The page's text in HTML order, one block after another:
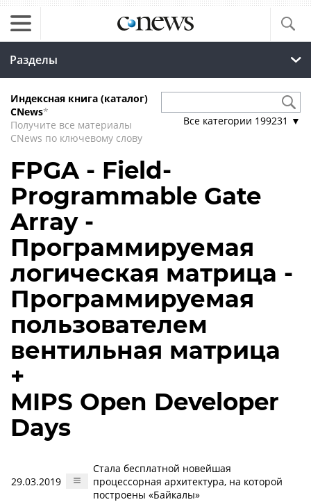
Разделы
Индексная книга (каталог)
CNews*
Получите все материалы
CNews по ключевому слову
Все категории 199231 ▼
FPGA - Field-
Programmable Gate
Array -
Программируемая
логическая матрица -
Программируемая
пользователем
вентильная матрица
+
MIPS Open Developer
Days
29.03.2019
Стала бесплатной новейшая
процессорная архитектура, на которой
построены «Байкалы»